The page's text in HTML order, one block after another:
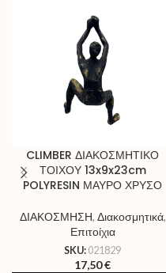
CLIMBER ΔΙΑΚΟΣΜΗΤΙΚΟ
ΤΟΙΧΟΥ 13x9x23cm
POLYRESIN ΜΑΥΡΟ ΧΡΥΣΟ
ΔΙΑΚΟΣΜΗΣΗ, Διακοσμητικά,
Επιτοίχια
SKU: 021829
17,50€